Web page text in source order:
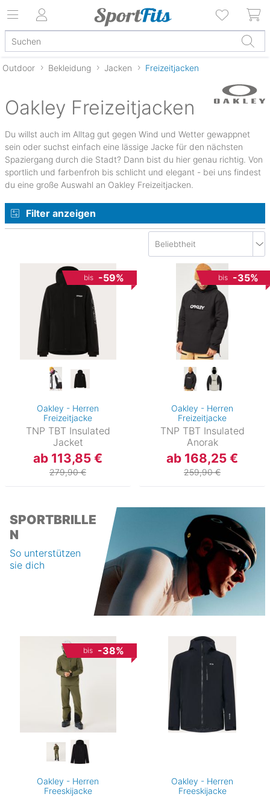
Outdoor Bekleidung Jacken Freizeitjacken
Oakley Freizeitjacken
Du willst auch im Alltag gut gegen Wind und Wetter gewappnet
sein oder suchst einfach eine lässige Jacke für den nächsten
Spaziergang durch die Stadt? Dann bist du hier genau richtig. Von
sportlich und farbenfroh bis schlicht und elegant - bei uns findest
du eine große Auswahl an Oakley Freizeitjacken.
Filter anzeigen
bis -59%
Oakley - Herren
Freizeitjacke
TNP TBT Insulated
Jacket
ab 113,85 €
279,90 €
bis -35%
Oakley - Herren
Freizeitjacke
TNP TBT Insulated
Anorak
ab 168,25 €
259,90 €
SPORTBRILLE
N
So unterstützen
sie dich
bis -38%
Oakley - Herren
Freeskijacke
Oakley - Herren
Freeskijacke